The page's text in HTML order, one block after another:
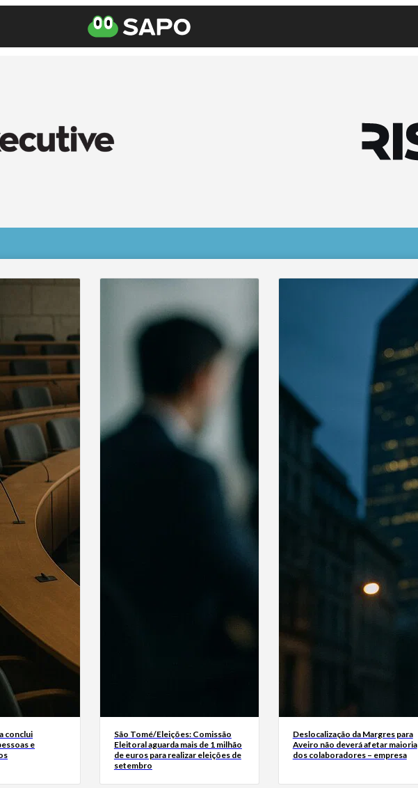
conclui
e
São Tomé/Eleições: Comissão
Eleitoral aguarda mais de 1 milhão
de euros para realizar eleições de
setembro
Deslocalização da Margres para
Aveiro não deverá afetar maioria
dos colaboradores – empresa